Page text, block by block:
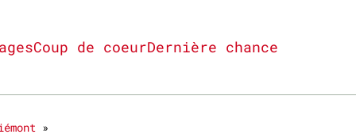
Coup de coeurDernière chance